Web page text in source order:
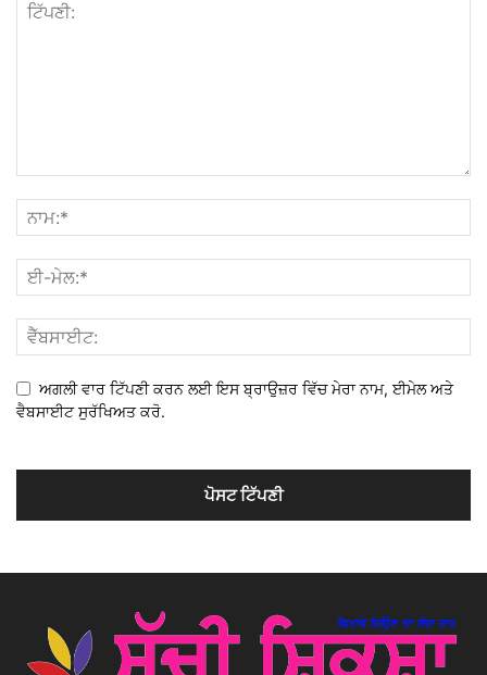
ਅਗਲੀ ਵਾਰ ਟਿੱਪਣੀ ਕਰਨ ਲਈ ਇਸ ਬ੍ਰਾਉਜ਼ਰ ਵਿੱਚ ਮੇਰਾ ਨਾਮ, ਈਮੇਲ ਅਤੇ
ਵੈਬਸਾਈਟ ਸੁਰੱਖਿਅਤ ਕਰੋ.